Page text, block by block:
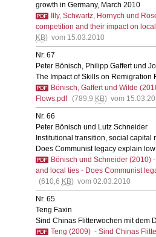
growth in Germany, March 2010
Illy, Schwartz, Hornych und
competition and their impact on
KB) vom 15.03.2010
Nr. 67
Peter Bönisch, Philipp Gaffert und
The Impact of Skills on Remigration
Bönisch, Gaffert und Wilde
Flows.pdf (789,9 KB) vom
Nr. 66
Peter Bönisch und Lutz Schneider
Institutional transition, social capital
Does Communist legacy explain
Bönisch und Schneider (2010)
and local ties - Does Communist
(610,6 KB) vom 02.03.2010
Nr. 65
Teng Faxin
Sind Chinas Flitterwochen mit dem
Teng (2009) - Sind Chinas